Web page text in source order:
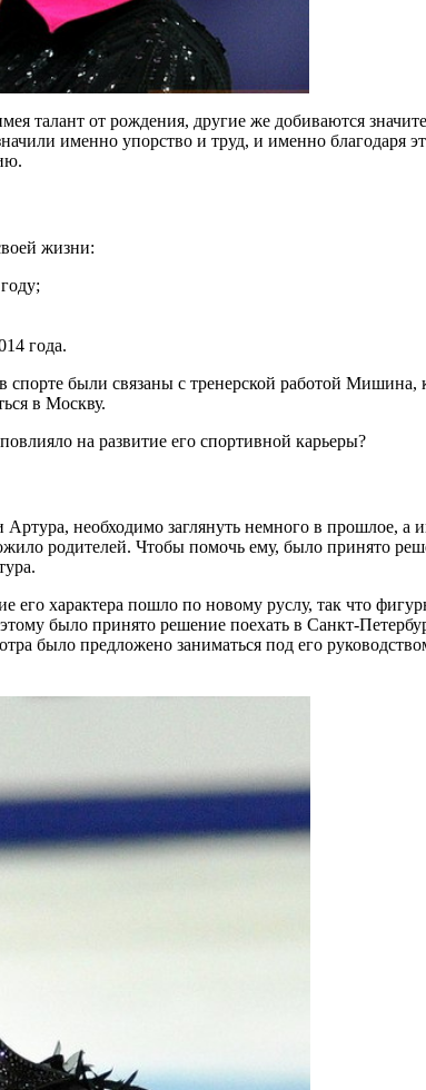
талант от рождения, другие же добиваются
именно упорство и труд, и именно благодаря
жизни:
года.
спорте были связаны с тренерской работой
в Москву.
на развитие его спортивной карьеры?
необходимо заглянуть немного в прошлое,
родителей. Чтобы помочь ему, было принято
его характера пошло по новому руслу, так что
было принято решение поехать в Санкт-
было предложено заниматься под его